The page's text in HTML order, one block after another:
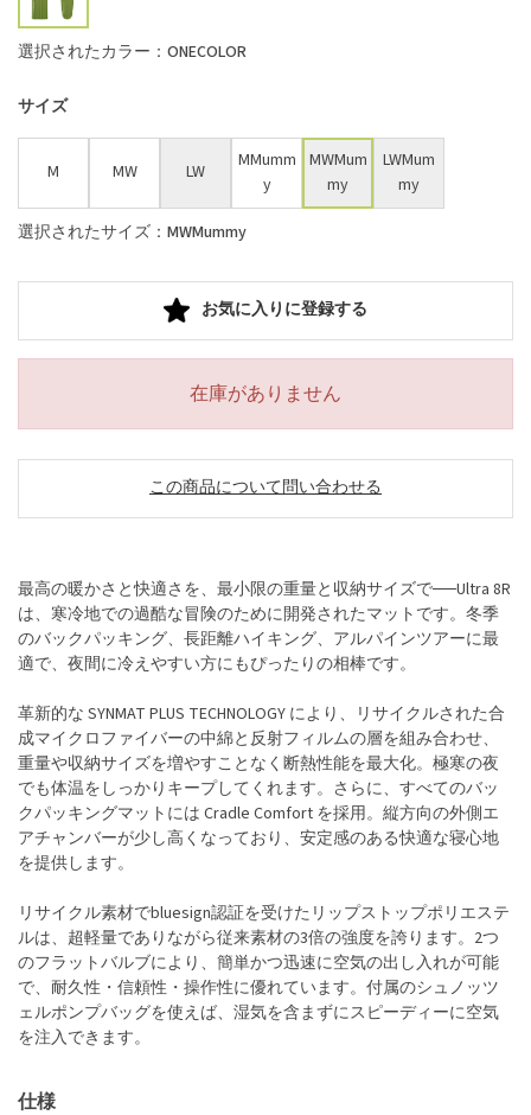
選択されたカラー：ONECOLOR
サイズ
M MW LW
MMumm
y
MWMum
my
LWMum
my
選択されたサイズ：MWMummy
お気に入りに登録する
在庫がありません
この商品について問い合わせる
最高の暖かさと快適さを、最小限の重量と収納サイズで──Ultra 8R
は、寒冷地での過酷な冒険のために開発されたマットです。冬季
のバックパッキング、長距離ハイキング、アルパインツアーに最
適で、夜間に冷えやすい方にもぴったりの相棒です。
革新的な SYNMAT PLUS TECHNOLOGY により、リサイクルされた合
成マイクロファイバーの中綿と反射フィルムの層を組み合わせ、
重量や収納サイズを増やすことなく断熱性能を最大化。極寒の夜
でも体温をしっかりキープしてくれます。さらに、すべてのバッ
クパッキングマットには Cradle Comfort を採用。縦方向の外側エ
アチャンバーが少し高くなっており、安定感のある快適な寝心地
を提供します。
リサイクル素材でbluesign認証を受けたリップストップポリエステ
ルは、超軽量でありながら従来素材の3倍の強度を誇ります。2つ
のフラットバルブにより、簡単かつ迅速に空気の出し入れが可能
で、耐久性・信頼性・操作性に優れています。付属のシュノッツ
ェルポンプバッグを使えば、湿気を含まずにスピーディーに空気
を注入できます。
仕様